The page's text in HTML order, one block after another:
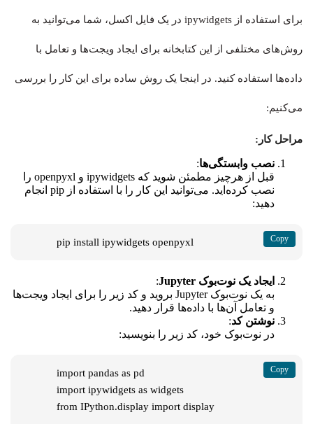
برای استفاده ازipywidgets در یک فایل اکسل، شما می‌توانید به
روش‌های مختلفی از این کتابخانه برای ایجاد ویجت‌ها و تعامل با
داده‌ها استفاده کنید. در اینجا یک روش ساده برای این کار را بررسی
می‌کنیم:
مراحل کار:
نصب وابستگی‌ها:
قبل از هرچیز مطمئن شوید که ipywidgets وopenpyxl را
نصب کرده‌اید. می‌توانید این کار را با استفاده از pip انجام
دهید:
   pip install ipywidgets openpyxl
ایجاد یک نوت‌بوک Jupyter
:
به یک نوت‌بوک Jupyter بروید و کد زیر را برای ایجاد ویجت‌ها
و تعامل آن‌ها با داده‌ها قرار دهید.
نوشتن کد:
در نوت‌بوک خود، کد زیر را بنویسید: